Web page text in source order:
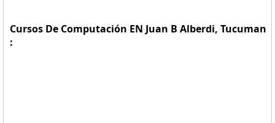
Cursos De Computación EN Juan B Alberdi, Tucuman
: